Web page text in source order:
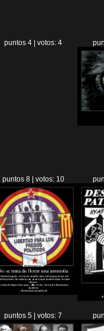
puntos 4 | votos: 4
puntos 8 | votos: 10
puntos 5 | votos: 7